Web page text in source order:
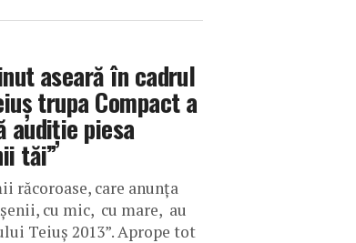
aseară în cadrul
trupa Compact a
audiție piesa
tăi”
răcoroase, care anunţa
cu mic, cu mare, au
Teiuş 2013”. Aprope tot